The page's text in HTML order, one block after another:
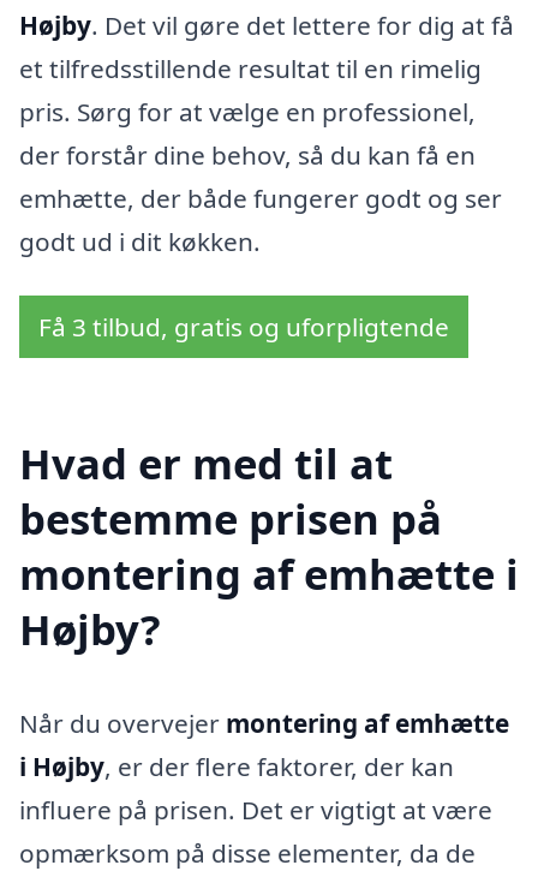
Højby. Det vil gøre det lettere for dig at få
et tilfredsstillende resultat til en rimelig
pris. Sørg for at vælge en professionel,
der forstår dine behov, så du kan få en
emhætte, der både fungerer godt og ser
godt ud i dit køkken.
Få 3 tilbud, gratis og uforpligtende
Hvad er med til at
bestemme prisen på
montering af emhætte i
Højby?
Når du overvejer montering af emhætte
i Højby, er der flere faktorer, der kan
influere på prisen. Det er vigtigt at være
opmærksom på disse elementer, da de